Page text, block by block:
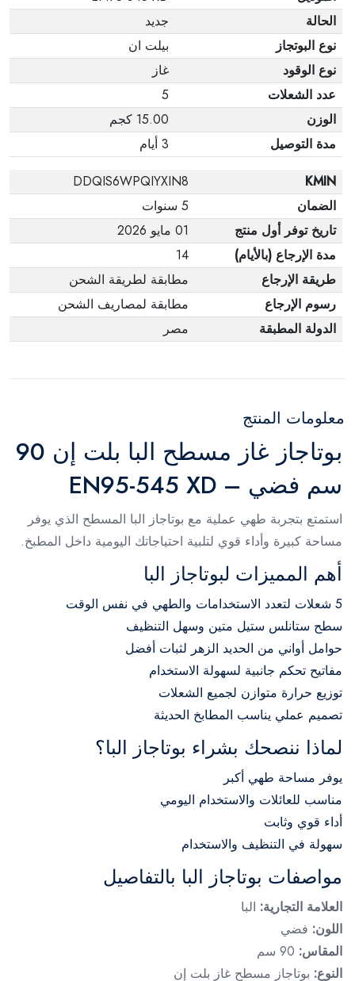
الحالة
جديد
نوع البوتجاز
بيلت ان
نوع الوقود
غاز
عدد الشعلات
5
الوزن
15.00 كجم
مدة التوصيل
3 أيام
KMIN
DDQIS6WPQIYXIN8
الضمان
5 سنوات
تاريخ توفر أول منتج
01 مايو 2026
مدة الإرجاع (بالأيام)
14
طريقة الإرجاع
مطابقة لطريقة الشحن
رسوم الإرجاع
مطابقة لمصاريف الشحن
الدولة المطبقة
مصر
معلومات المنتج
بوتاجاز غاز مسطح البا بلت إن 90
سم فضي – EN95-545 XD
استمتع بتجربة طهي عملية مع بوتاجاز البا المسطح الذي يوفر
مساحة كبيرة وأداء قوي لتلبية احتياجاتك اليومية داخل المطبخ.
أهم المميزات لبوتاجاز البا
5 شعلات لتعدد الاستخدامات والطهي في نفس الوقت
سطح ستانلس ستيل متين وسهل التنظيف
حوامل أواني من الحديد الزهر لثبات أفضل
مفاتيح تحكم جانبية لسهولة الاستخدام
توزيع حرارة متوازن لجميع الشعلات
تصميم عملي يناسب المطابخ الحديثة
لماذا ننصحك بشراء بوتاجاز البا؟
يوفر مساحة طهي أكبر
مناسب للعائلات والاستخدام اليومي
أداء قوي وثابت
سهولة في التنظيف والاستخدام
مواصفات بوتاجاز البا بالتفاصيل
العلامة التجارية: البا
اللون: فضي
المقاس:
النوع: بوتاجاز مسطح غاز بلت إن